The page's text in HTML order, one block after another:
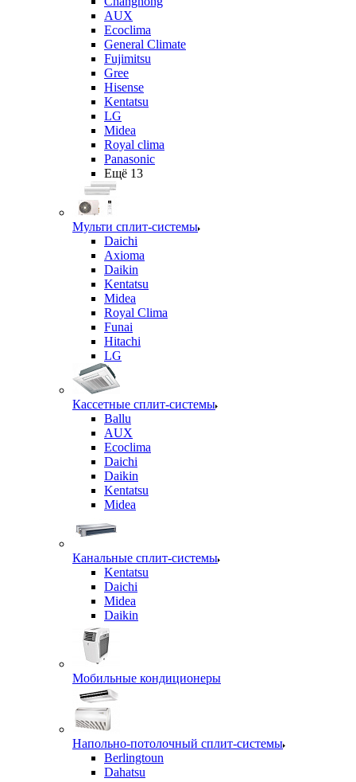
AUX
Ecoclima
General Climate
Fujimitsu
Gree
Hisense
Kentatsu
LG
Midea
Royal clima
Panasonic
Ещё 13
Мульти сплит-системы
Daichi
Axioma
Daikin
Kentatsu
Midea
Royal Clima
Funai
Hitachi
LG
Кассетные сплит-системы
Ballu
AUX
Ecoclima
Daichi
Daikin
Kentatsu
Midea
Канальные сплит-системы
Kentatsu
Daichi
Midea
Daikin
Мобильные кондиционеры
Напольно-потолочный сплит-системы
Berlingtoun
Dahatsu